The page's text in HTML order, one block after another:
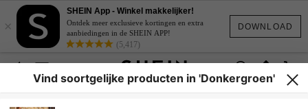
DOWNLOAD
×
SHEIN App - Winkel makkelijker!
Ontdek meer exclusieve kortingen en extra
aanbiedingen in de SHEIN APP!
(5,417)
Vind soortgelijke producten in 'Donkergroen'